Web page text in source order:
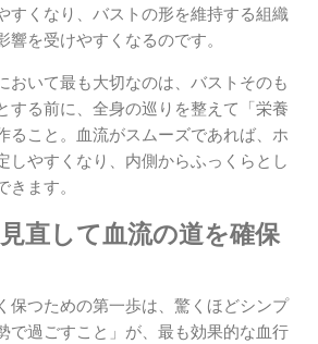
すくなり、バストの形を維持する組織
響を受けやすくなるのです。
おいて最も大切なのは、バストそのも
する前に、全身の巡りを整えて「栄養
ること。血流がスムーズであれば、ホ
しやすくなり、内側からふっくらとし
ます。
直して血流の道を確保
保つための第一歩は、驚くほどシンプ
で過ごすこと」が、最も効果的な血行